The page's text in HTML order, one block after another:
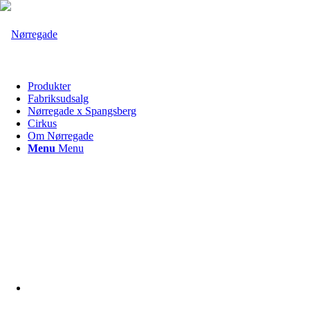
Produkter
Fabriksudsalg
Nørregade x Spangsberg
Cirkus
Om Nørregade
Menu Menu